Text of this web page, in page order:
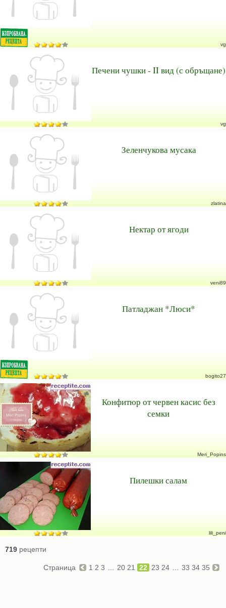
vg
Печени чушки - II вид (с обръщане)
vg
Зеленчукова мусака
zlatina
Нектар от ягоди
veni89
Патладжан *Люси*
bogito27
Конфитюр от червен касис без
семки
Meri_Popins
Пилешки салам
lili_peni
719 рецепти
Страница 1 2 3 20 21 22 23 24 33 34 35